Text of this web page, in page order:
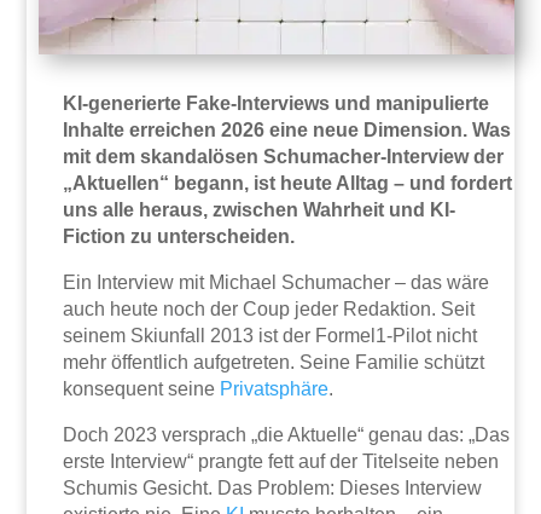
KI-generierte Fake-Interviews und manipulierte
Inhalte erreichen 2026 eine neue Dimension. Was
mit dem skandalösen Schumacher-Interview der
„Aktuellen“ begann, ist heute Alltag – und fordert
uns alle heraus, zwischen Wahrheit und KI-
Fiction zu unterscheiden.
Ein Interview mit Michael Schumacher – das wäre
auch heute noch der Coup jeder Redaktion. Seit
seinem Skiunfall 2013 ist der Formel1-Pilot nicht
mehr öffentlich aufgetreten. Seine Familie schützt
konsequent seine Privatsphäre.
Doch 2023 versprach „die Aktuelle“ genau das: „Das
erste Interview“ prangte fett auf der Titelseite neben
Schumis Gesicht. Das Problem: Dieses Interview